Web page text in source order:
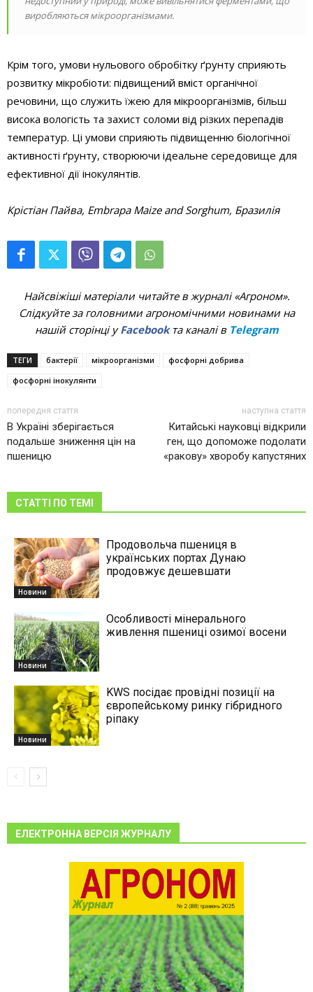
виробляються мікроорганізмами.
Крім того, умови нульового обробітку ґрунту сприяють
розвитку мікробіоти: підвищений вміст органічної
речовини, що служить їжею для мікроорганізмів, більш
висока вологість та захист соломи від різких перепадів
температур. Ці умови сприяють підвищенню біологічної
активності ґрунту, створюючи ідеальне середовище для
ефективної дії інокулянтів.
Крістіан Пайва, Embrapa Maize and Sorghum, Бразилія
Найсвіжіші матеріали читайте в журналі «Агроном».
Слідкуйте за головними агрономічними новинами на
нашій сторінці уFacebookта каналі в Telegram
ТЕГИ бактерії мікроорганізми
фосфорні добрива
фосфорні інокулянти
попередня стаття
В Україні зберігається
подальше зниження цін на
пшеницю
наступна стаття
Китайські науковці відкрили
ген, що допоможе подолати
«ракову» хворобу капустяних
СТАТТІ ПО ТЕМІ
Новини
Продовольча пшениця в
українських портах Дунаю
продовжує дешевшати
Новини
Особливості мінерального
живлення пшениці озимої восени
Новини
KWS посідає провідні позиції на
європейському ринку гібридного
ріпаку
ЕЛЕКТРОННА ВЕРСІЯ ЖУРНАЛУ